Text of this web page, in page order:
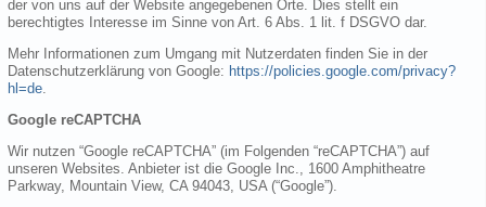
der von uns auf der Website angegebenen Orte. Dies stellt ein
berechtigtes Interesse im Sinne von Art. 6 Abs. 1 lit. f DSGVO dar.
Mehr Informationen zum Umgang mit Nutzerdaten finden Sie in der
Datenschutzerklärung von Google: https://policies.google.com/privacy?
hl=de
Google reCAPTCHA
Wir nutzen “Google reCAPTCHA” (im Folgenden “reCAPTCHA”) auf
unseren Websites. Anbieter ist die Google Inc., 1600 Amphitheatre
Parkway, Mountain View, CA 94043, USA (“Google”).